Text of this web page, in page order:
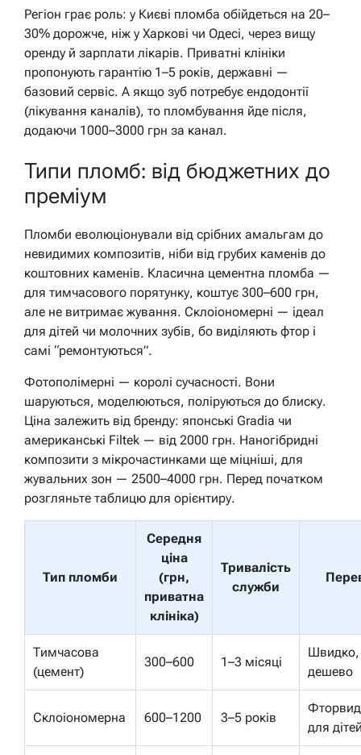
Регіон грає роль: у Києві пломба обійдеться на 20–
30% дорожче, ніж у Харкові чи Одесі, через вищу
оренду й зарплати лікарів. Приватні клініки
пропонують гарантію 1–5 років, державні —
базовий сервіс. А якщо зуб потребує ендодонтії
(лікування каналів), то пломбування йде після,
додаючи 1000–3000 грн за канал.
Типи пломб: від бюджетних до
преміум
Пломби еволюціонували від срібних амальгам до
невидимих композитів, ніби від грубих каменів до
коштовних каменів. Класична цементна пломба —
для тимчасового порятунку, коштує 300–600 грн,
але не витримає жування. Склоіономерні — ідеал
для дітей чи молочних зубів, бо виділяють фтор і
самі “ремонтуються”.
Фотополімерні — королі сучасності. Вони
шаруються, моделюються, поліруються до блиску.
Ціна залежить від бренду: японські Gradia чи
американські Filtek — від 2000 грн. Наногібридні
композити з мікрочастинками ще міцніші, для
жувальних зон — 2500–4000 грн. Перед початком
розгляньте таблицю для орієнтиру.
Тип пломби
Середня
ціна
(грн,
приватна
клініка)
Тривалість
служби
Тимчасова
(цемент)
300–600 1–3 місяці
Швидко,
дешево
Склоіономерна 600–1200 3–5 років
для